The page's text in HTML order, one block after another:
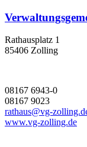
Rathausplatz 1
85406 Zolling
08167 6943-0
08167 9023
rathaus@vg-
www.vg-zolling.de